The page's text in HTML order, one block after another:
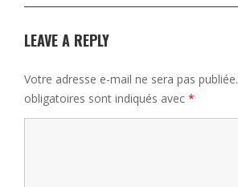
LEAVE A REPLY
Votre adresse e-mail ne sera pas publiée.
obligatoires sont indiqués avec *